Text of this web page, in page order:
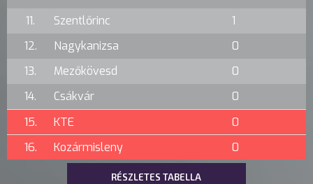
11.
Szentlőrinc
1
12.
Nagykanizsa
0
13.
Mezőkövesd
0
14.
Csákvár
0
15.
KTE
0
16.
Kozármisleny 0
RÉSZLETES TABELLA